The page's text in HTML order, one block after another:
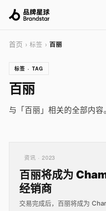
首页 › 标签 › 百丽
标签 · TAG
百丽
与「百丽」相关的全部内容
资讯 · 2023
百丽将成为
经销商
交易完